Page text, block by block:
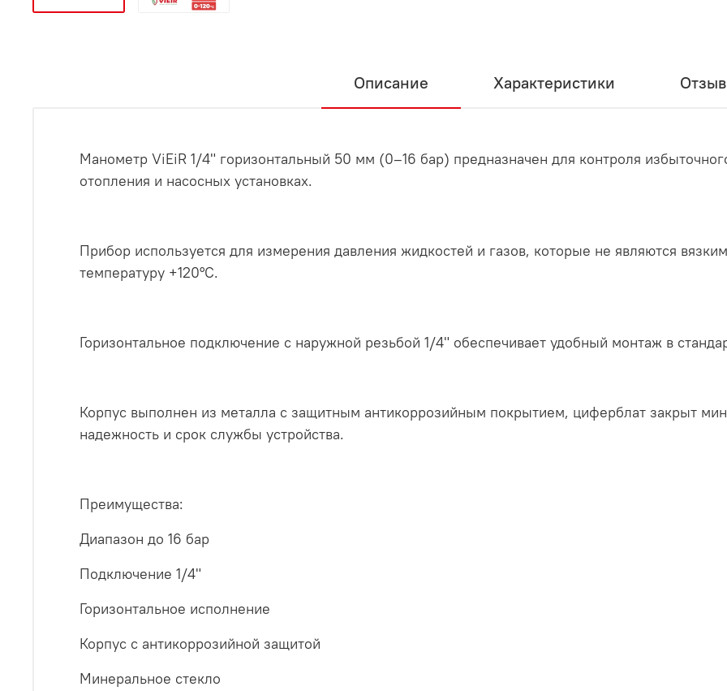
Описание Характеристики
Манометр ViEiR 1/4" горизонтальный 50 мм (0–16 бар) предназначен для контроля
отопления и насосных установках.
Прибор используется для измерения давления жидкостей и газов, которые не являются
температуру +120°C.
Горизонтальное подключение с наружной резьбой 1/4" обеспечивает удобный монтаж в
Корпус выполнен из металла с защитным антикоррозийным покрытием, циферблат закрыт
надежность и срок службы устройства.
Преимущества:
Диапазон до 16 бар
Подключение 1/4"
Горизонтальное исполнение
Корпус с антикоррозийной защитой
Минеральное стекло